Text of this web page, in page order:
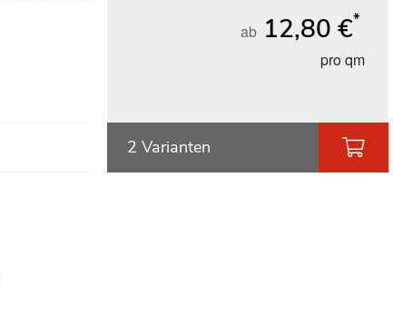
ab 12,80 €*
pro qm
2 Varianten